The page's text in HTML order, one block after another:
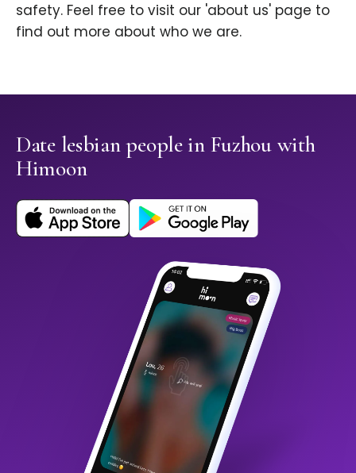
safety. Feel free to visit our 'about us' page to
find out more about who we are.
Date lesbian people in Fuzhou with
Himoon